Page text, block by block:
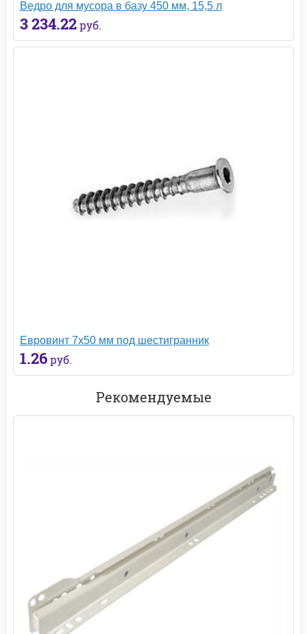
Ведро для мусора в базу 450 мм, 15,5 л
3 234.22 руб.
Евровинт 7х50 мм под шестигранник
1.26 руб.
Рекомендуемые